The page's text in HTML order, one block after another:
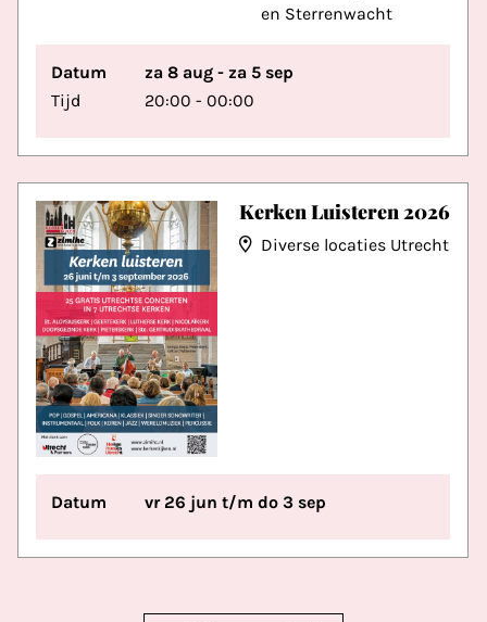
en Sterrenwacht
Datum
za 8 aug - za 5 sep
Tijd
20:00 - 00:00
Kerken Luisteren 2026
Diverse locaties Utrecht
Datum vr 26 jun t/m do 3 sep